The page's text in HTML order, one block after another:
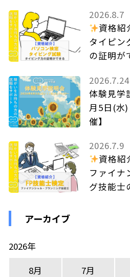
2026.8.7
資格紹
タイピン
の証明が
2026.7.24
体験見学
月5日(水
催】
2026.7.9
資格紹
ファイナ
グ技能士
アーカイブ
2026年
8月
7月